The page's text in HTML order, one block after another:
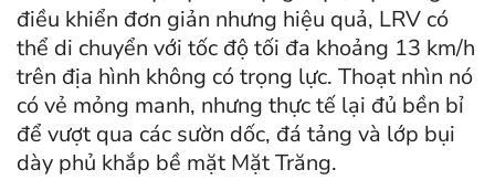
điều khiển đơn giản nhưng hiệu quả, LRV có
thể di chuyển với tốc độ tối đa khoảng 13 km/h
trên địa hình không có trọng lực. Thoạt nhìn nó
có vẻ mỏng manh, nhưng thực tế lại đủ bền bỉ
để vượt qua các sườn dốc, đá tảng và lớp bụi
dày phủ khắp bề mặt Mặt Trăng.